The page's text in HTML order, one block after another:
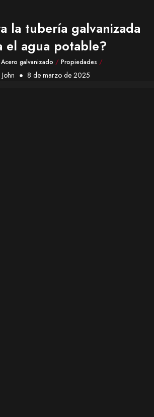
la tubería galvanizada
el agua potable?
Acero galvanizado / Propiedades /
John 8 de marzo de 2025